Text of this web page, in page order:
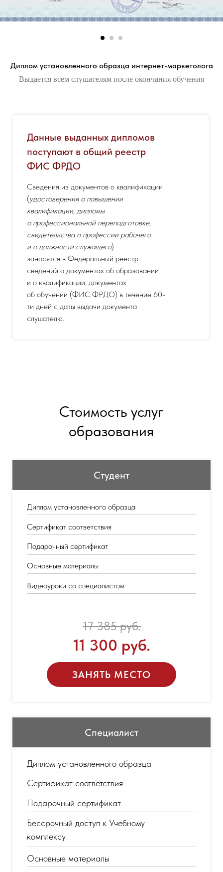
Диплом установленного образца интернет-маркетолога
Выдается всем слушателям после окончания обучения
Сведения из документов о квалификации
(удостоверения о повышении
квалификации, дипломы
о профессиональной переподготовке,
свидетельства о профессии рабочего
и о должности служащего)
Данные выданных дипломов
поступают в общий реестр
ФИС ФРДО
заносятся в Федеральный реестр
сведений о документах об образовании
и о квалификации, документах
об обучении (ФИС ФРДО) в течение 60-
ти дней с даты выдачи документа
слушателю.
Стоимость услуг
образования
ЗАНЯТЬ МЕСТО
11 300 руб.
17 385 руб.
Диплом установленного образца
Сертификат соответствия
Подарочный сертификат
Бессрочный доступ к Учебному
комплексу
Основные материалы
Специалист
Диплом установленного образца
Сертификат соответствия
Подарочный сертификат
Основные материалы
Видеоуроки со специалистом
Студент